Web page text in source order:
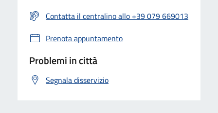
Contatta il centralino allo +39 079 669013
Prenota appuntamento
Problemi in città
Segnala disservizio